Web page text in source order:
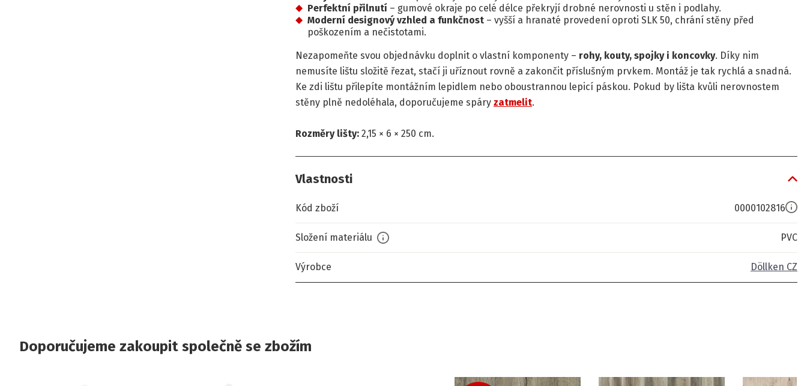
Perfektní přilnutí – gumové okraje po celé délce překryjí drobné nerovnosti u stěn i podlahy.
Moderní designový vzhled a funkčnost – vyšší a hranaté provedení oproti SLK 50, chrání stěny před
poškozením a nečistotami.
Nezapomeňte svou objednávku doplnit o vlastní komponenty – rohy, kouty, spojky i koncovky. Díky nim
nemusíte lištu složitě řezat, stačí ji uříznout rovně a zakončit příslušným prvkem. Montáž je tak rychlá a snadná.
Ke zdi lištu přilepíte montážním lepidlem nebo oboustrannou lepicí páskou. Pokud by lišta kvůli nerovnostem
stěny plně nedoléhala, doporučujeme spáry zatmelit.
Rozměry lišty: 2,15 × 6 × 250 cm.
Vlastnosti
Kód zboží 0000102816
Složení materiálu PVC
Výrobce Döllken CZ
Doporučujeme zakoupit společně se zbožím